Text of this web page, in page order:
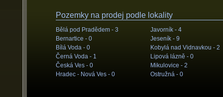
Pozemky na prodej podle lokality
Bělá pod Pradědem - 3
Bernartice - 0
Bílá Voda - 0
Černá Voda - 1
Česká Ves - 0
Hradec - Nová Ves - 0
Javorník - 4
Jeseník - 9
Kobylá nad Vidnavkou - 2
Lipová lázně - 0
Mikulovice - 2
Ostružná - 0